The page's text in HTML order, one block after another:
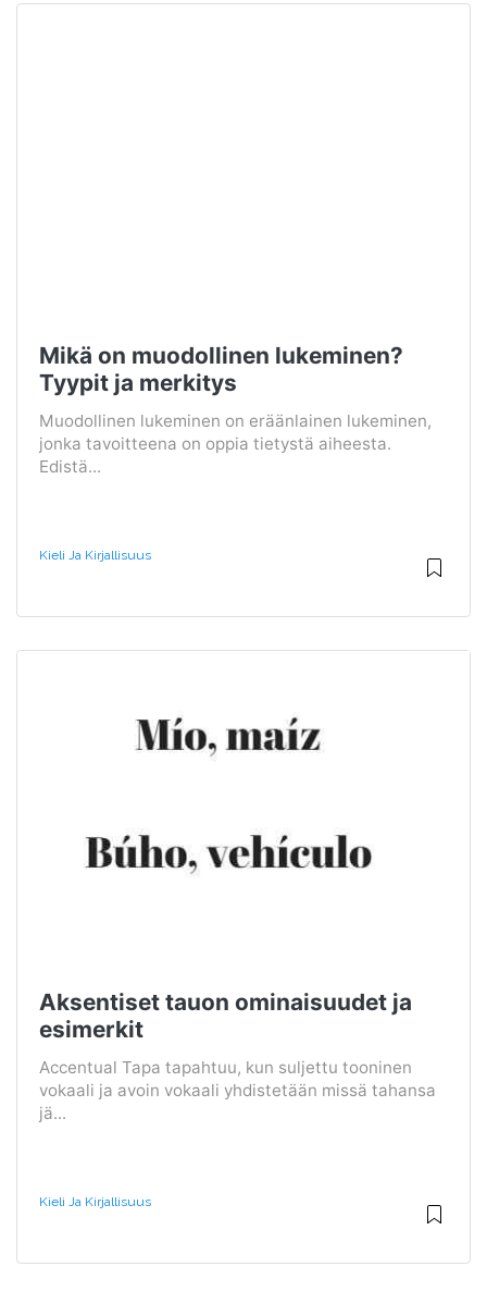
Mikä on muodollinen lukeminen?
Tyypit ja merkitys
Muodollinen lukeminen on eräänlainen lukeminen,
jonka tavoitteena on oppia tietystä aiheesta.
Edistä...
Kieli Ja Kirjallisuus
Aksentiset tauon ominaisuudet ja
esimerkit
Accentual Tapa tapahtuu, kun suljettu tooninen
vokaali ja avoin vokaali yhdistetään missä tahansa
jä...
Kieli Ja Kirjallisuus